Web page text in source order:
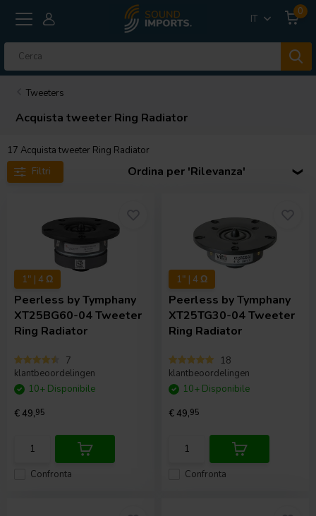
IT
0
Tweeters
Acquista tweeter Ring Radiator
17 Acquista tweeter Ring Radiator
Filtri
Ordina per 'Rilevanza'
1" | 4 Ω
Peerless by Tymphany
XT25BG60-04 Tweeter
Ring Radiator
7
klantbeoordelingen
Confronta
10+ Disponibile
€ 49,95
1" | 4 Ω
Peerless by Tymphany
XT25TG30-04 Tweeter
Ring Radiator
18
klantbeoordelingen
Confronta
10+ Disponibile
€ 49,95